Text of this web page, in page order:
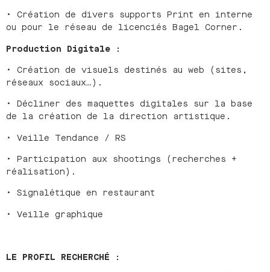
• Création de divers supports Print en interne
ou pour le réseau de licenciés Bagel Corner.
Production Digitale :
• Création de visuels destinés au web (sites,
réseaux sociaux…).
• Décliner des maquettes digitales sur la base
de la création de la direction artistique.
• Veille Tendance / RS
• Participation aux shootings (recherches +
réalisation).
• Signalétique en restaurant
• Veille graphique
LE PROFIL RECHERCHÉ :